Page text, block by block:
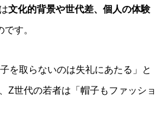
文化的背景や世代差、個人の体験
す。
を取らないのは失礼にあたる」と
Z世代の若者は「帽子もファッショ